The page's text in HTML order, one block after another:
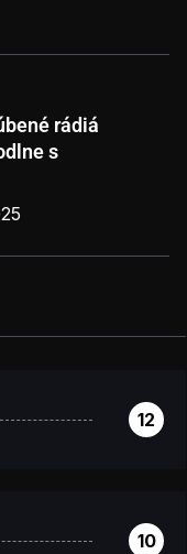
rádiá
s
12
10